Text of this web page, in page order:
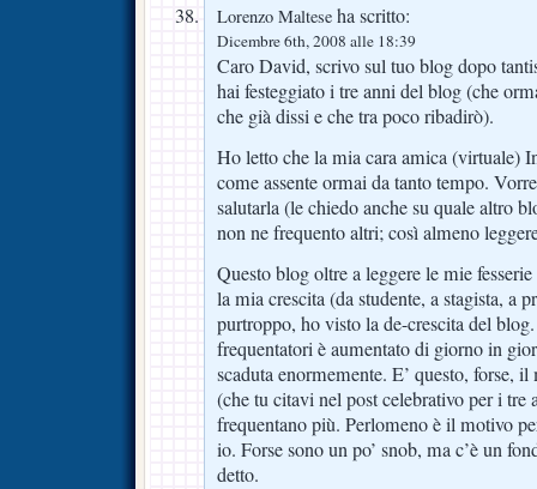
Lorenzo Maltese ha scritto:
Dicembre 6th, 2008 alle 18:39
Caro David, scrivo sul tuo blog dopo
hai festeggiato i tre anni del blog (che
che già dissi e che tra poco ribadirò).
Ho letto che la mia cara amica (virtuale)
come assente ormai da tanto tempo.
salutarla (le chiedo anche su quale altro
non ne frequento altri; così almeno
Questo blog oltre a leggere le mie
la mia crescita (da studente, a stagista, a
purtroppo, ho visto la de-crescita del
frequentatori è aumentato di giorno in
scaduta enormemente. E’ questo, forse,
(che tu citavi nel post celebrativo per i
frequentano più. Perlomeno è il motivo
io. Forse sono un po’ snob, ma c’è un
detto.